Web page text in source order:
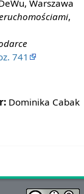
Warszawa
,
741
Dominika Cabak